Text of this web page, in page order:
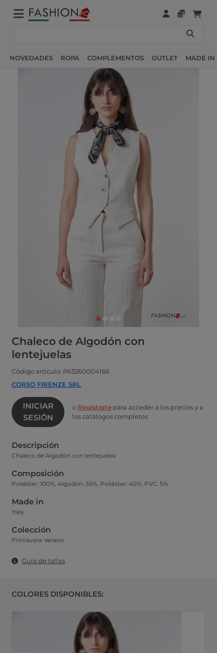
NOVEDADES ROPA COMPLEMENTOS OUTLET MADE IN
Chaleco de Algodón con
lentejuelas
Código artículo: P63260004166
CORSO FIRENZE SRL
INICIAR
SESIÓN
o Regístrate para acceder a los precios y a
los catálogos completos
Descripción
Chaleco de Algodón con lentejuelas
Composición
Poliéster: 100%, Algodón: 55%, Poliéster: 40%, PVC: 5%
Made in
Italy
Colección
Primavera-Verano
Guía de tallas
COLORES DISPONIBLES: